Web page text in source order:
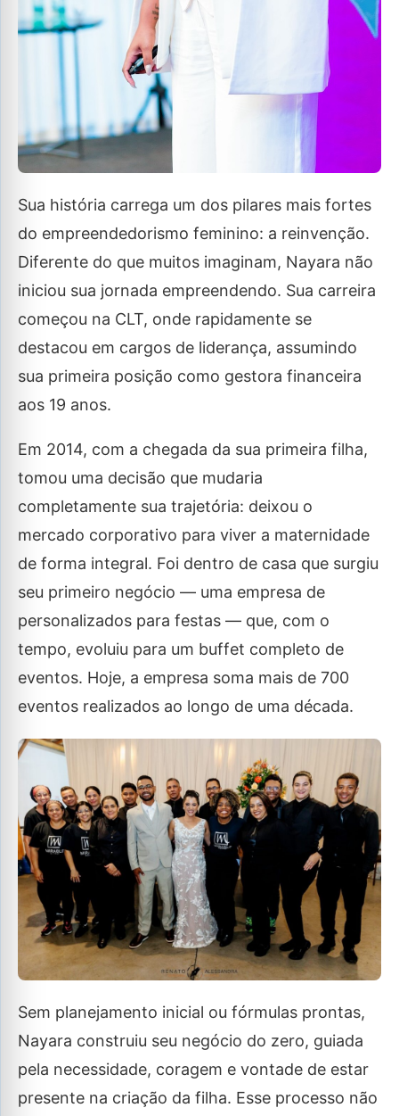
Sua história carrega um dos pilares mais fortes
do empreendedorismo feminino: a reinvenção.
Diferente do que muitos imaginam, Nayara não
iniciou sua jornada empreendendo. Sua carreira
começou na CLT, onde rapidamente se
destacou em cargos de liderança, assumindo
sua primeira posição como gestora financeira
aos 19 anos.
Em 2014, com a chegada da sua primeira filha,
tomou uma decisão que mudaria
completamente sua trajetória: deixou o
mercado corporativo para viver a maternidade
de forma integral. Foi dentro de casa que surgiu
seu primeiro negócio — uma empresa de
personalizados para festas — que, com o
tempo, evoluiu para um buffet completo de
eventos. Hoje, a empresa soma mais de 700
eventos realizados ao longo de uma década.
Sem planejamento inicial ou fórmulas prontas,
Nayara construiu seu negócio do zero, guiada
pela necessidade, coragem e vontade de estar
presente na criação da filha. Esse processo não